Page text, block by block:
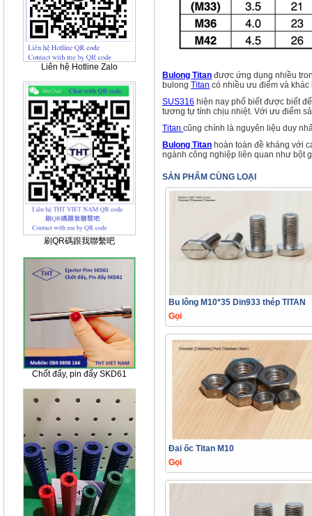
Liên hệ Hotline Zalo
刷QR碼跟我聯繫吧
Chốt đẩy, pin đẩy SKD61
Bulong Titan được ứng dụng nhiều
bulong Titan có nhiều ưu điểm và khác
SUS316 hiện nay phổ biết được biết
tương tự tính chịu nhiệt. Với ưu điểm
Titan cũng chính là nguyên liệu duy
Bulong Titan hoàn toàn đề kháng với
ngành công nghiệp liên quan như bột
SẢN PHẨM CÙNG LOẠI
Bu lông M10*35 Din933 thép TITAN
Gọi
Đai ốc Titan M10
Gọi